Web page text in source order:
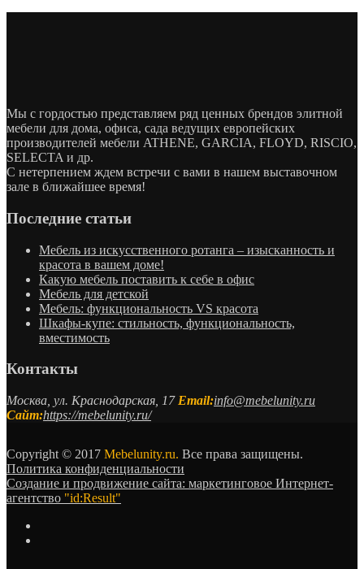
Мы с гордостью представляем ряд ценных брендов элитной
мебели для дома, офиса, сада ведущих европейских
производителей мебели ATHENE, GARCIA, FLOYD, RISCIO,
SELECTA и др.
С нетерпением ждем встречи с вами в нашем выставочном
зале в ближайшее время!
Последние статьи
Мебель из искусственного ротанга – изысканность и
красота в вашем доме!
Какую мебель поставить к себе в офис
Мебель для детской
Мебель: функциональность VS красота
Шкафы-купе: стильность, функциональность,
вместимость
Контакты
Москва, ул. Краснодарская, 17 Email:info@mebelunity.ru
Сайт:https://mebelunity.ru/
Copyright © 2017 Mebelunity.ru. Все права защищены.
Политика конфиденциальности
Создание и продвижение сайта: маркетинговое Интернет-
агентство "id:Result"